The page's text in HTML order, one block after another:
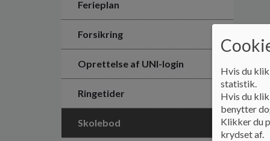
Ferieplan
Forsikring
Oprettelse af UNI-login
Ringetider
Skolebod
Hvis du
statistik.
Hvis du
benytter
Klikker du
krydset af.